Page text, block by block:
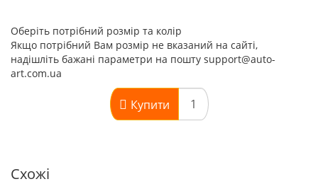
Оберіть потрібний розмір та колір
Якщо потрібний Вам розмір не вказаний на сайті,
надішліть бажані параметри на пошту support@auto-
art.com.ua
Купити
Схожі